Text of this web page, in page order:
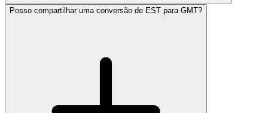
Posso compartilhar uma conversão de EST para GMT?